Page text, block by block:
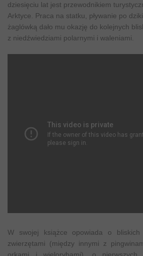
dziesięciu lat jest przewodnikiem
Arktyce. Praca na statku, pływanie po
żaglówką dało mu okazję do kolejnych
z niedźwiedziami polarnymi i waleniami.
W swojej książce opowiada o bliskich
zwierzętami (między innymi z